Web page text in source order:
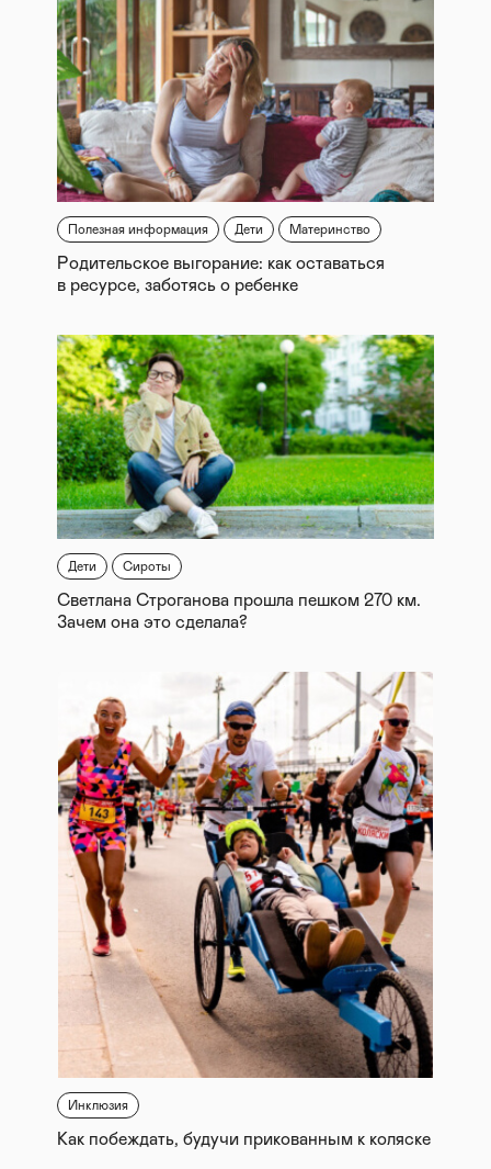
Полезная информация Дети Материнство
Родительское выгорание: как оставаться
в ресурсе, заботясь о ребенке
Дети Сироты
Светлана Строганова прошла пешком 270 км.
Зачем она это сделала?
Инклюзия
Как побеждать, будучи прикованным к коляске